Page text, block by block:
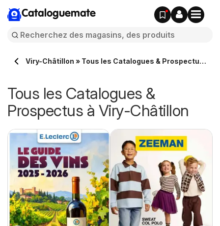
Cataloguemate
Viry-Châtillon » Tous les Catalogues & Prospectus
Tous les Catalogues &
Prospectus à Viry-Châtillon